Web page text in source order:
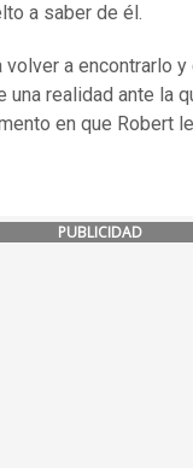
a saber de él.
volver a encontrarlo
realidad ante la
en que Robert
PUBLICIDAD